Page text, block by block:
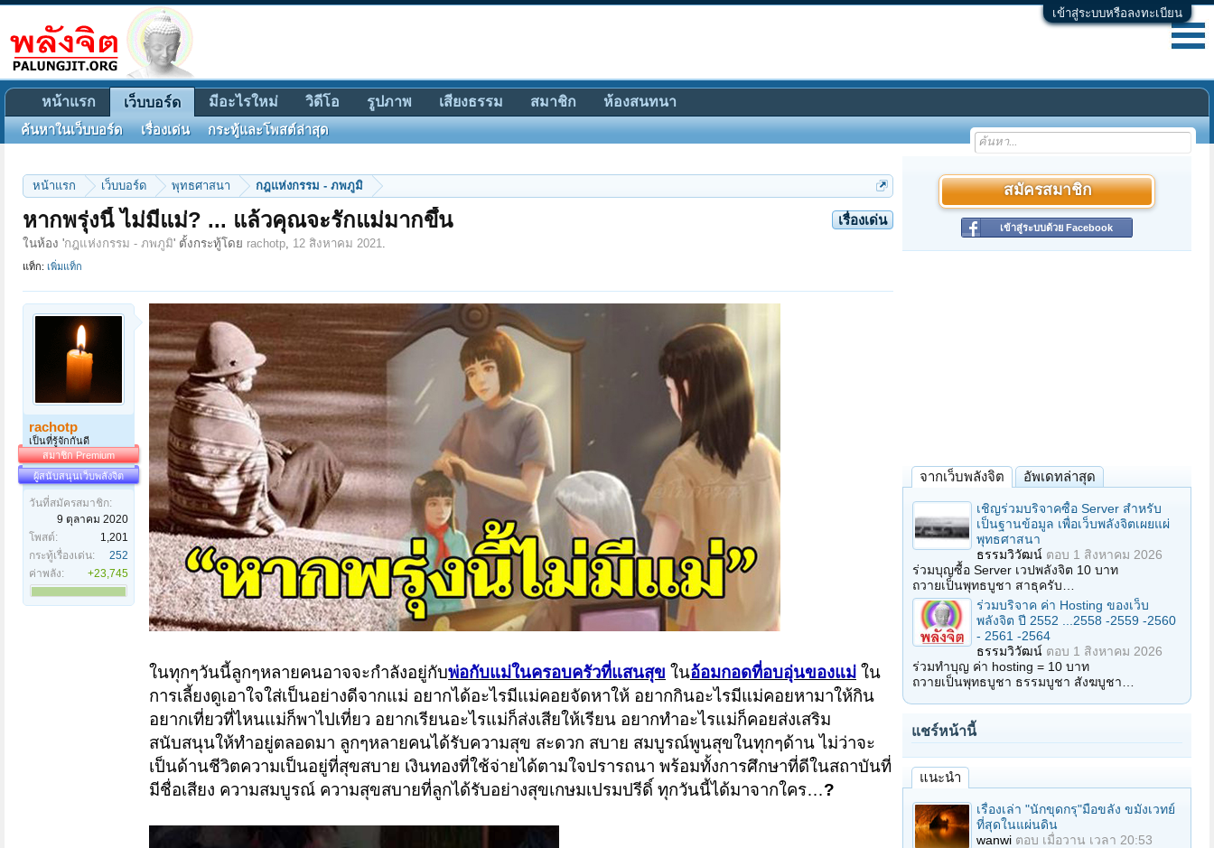
เข้าสู่ระบบหรือลงทะเบียน
หน้าแรก เว็บบอร์ด พุทธศาสนา กฎแห่งกรรม - ภพภูมิ
เรื่องเด่น
หากพรุ่งนี้ ไม่มีแม่? ... แล้วคุณจะรักแม่มากขึ้น
ในห้อง 'กฎแห่งกรรม - ภพภูมิ' ตั้งกระทู้โดย rachotp, 12 สิงหาคม 2021.
แท็ก: เพิ่มแท็ก
rachotp
เป็นที่รู้จักกันดี
สมาชิก Premium
ผู้สนับสนุนเว็บพลังจิต
วันที่สมัครสมาชิก:
9 ตุลาคม 2020
โพสต์:
1,201
กระทู้เรื่องเด่น:
252
ค่าพลัง:
+23,745
ในทุกๆวันนี้ลูกๆหลายคนอาจจะกำลังอยู่กับพ่อกับแม่ในครอบครัวที่แสนสุข ในอ้อมกอดที่อบอุ่นของแม่ ใน
การเลี้ยงดูเอาใจใส่เป็นอย่างดีจากแม่ อยากได้อะไรมีแม่คอยจัดหาให้ อยากกินอะไรมีแม่คอยหามาให้กิน
อยากเที่ยวที่ไหนแม่ก็พาไปเที่ยว อยากเรียนอะไรแม่ก็ส่งเสียให้เรียน อยากทำอะไรแม่ก็คอยส่งเสริม
สนับสนุนให้ทำอยู่ตลอดมา ลูกๆหลายคนได้รับความสุข สะดวก สบาย สมบูรณ์พูนสุขในทุกๆด้าน ไม่ว่าจะ
เป็นด้านชีวิตความเป็นอยู่ที่สุขสบาย เงินทองที่ใช้จ่ายได้ตามใจปรารถนา พร้อมทั้งการศึกษาที่ดีในสถาบันที่
มีชื่อเสียง ความสมบูรณ์ ความสุขสบายที่ลูกได้รับอย่างสุขเกษมเปรมปรีดิ์ ทุกวันนี้ได้มาจากใคร…?
สมัครสมาชิก
เข้าสู่ระบบด้วย Facebook
จากเว็บพลังจิต อัพเดทล่าสุด
เชิญร่วมบริจาคซื้อ Server สำหรับ
เป็นฐานข้อมูล เพื่อเว็บพลังจิตเผยแผ่
พุทธศาสนา
ธรรมวิวัฒน์ ตอบ 1 สิงหาคม 2026
ร่วมบุญซื้อ Server เวปพลังจิต 10 บาท
ถวายเป็นพุทธบูชา สาธุครับ…
ร่วมบริจาค ค่า Hosting ของเว็บ
พลังจิต ปี 2552 ...2558 -2559 -2560
- 2561 -2564
ธรรมวิวัฒน์ ตอบ 1 สิงหาคม 2026
ร่วมทำบุญ ค่า hosting = 10 บาท
ถวายเป็นพุทธบูชา ธรรมบูชา สังฆบูชา…
แชร์หน้านี้
แนะนำ
เรื่องเล่า "นักขุดกรุ"มือขลัง ขมังเวทย์
ที่สุดในแผ่นดิน
wanwi ตอบ เมื่อวาน เวลา 20:53
หน้าแรก เว็บบอร์ด
ค้นหาในเว็บบอร์ด เรื่องเด่น กระทู้และโพสต์ล่าสุด
มีอะไรใหม่ วิดีโอ รูปภาพ เสียงธรรม สมาชิก ห้องสนทนา